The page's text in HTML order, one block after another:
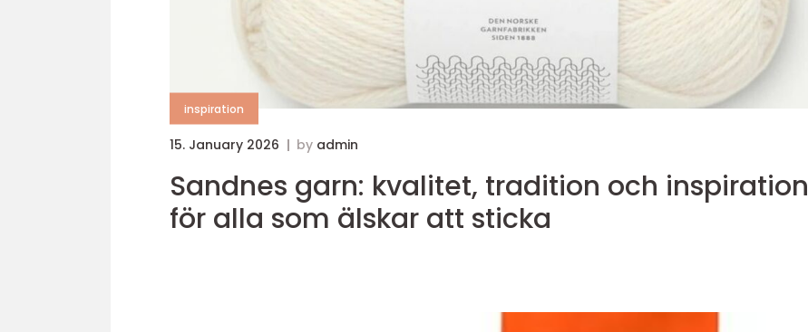
inspiration
15. January 2026 by admin
Sandnes garn: kvalitet, tradition och inspiration
för alla som älskar att sticka